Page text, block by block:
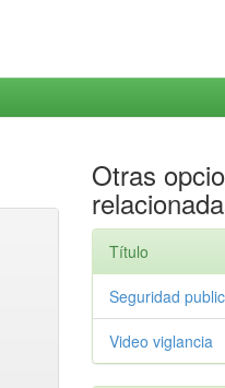
Otras
Título
Seguridad
Video viglancia